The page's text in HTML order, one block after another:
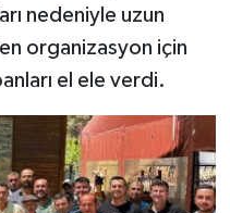
nedeniyle uzun
organizasyon için
el ele verdi.